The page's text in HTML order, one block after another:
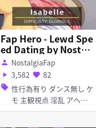
Fap Hero - Lewd Spe
ed Dating by Nostal
giaFap (Round 13) (I
sabelle)
person NostalgiaFap
play_arrow 3,582 favorite 82
sell 性行為有り ダンス無し ケ
モ 主観視点 淫乱 アヘ顔
くぱぁ